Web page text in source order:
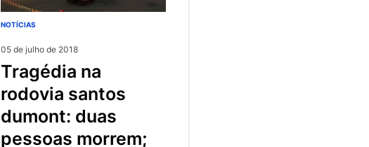
NOTÍCIAS
05 de julho de 2018
tragédia na
rodovia santos
dumont: duas
pessoas morrem;